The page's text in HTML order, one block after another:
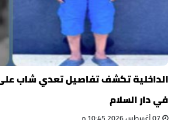
الداخلية تكشف تفاصيل تعدي شاب
في دار السلام